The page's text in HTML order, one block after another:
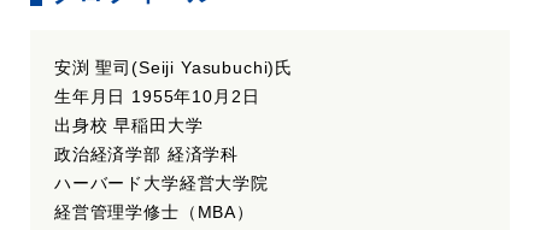
安渕 聖司(Seiji Yasubuchi)氏
生年月日 1955年10月2日
出身校 早稲田大学
政治経済学部 経済学科
ハーバード大学経営大学院
経営管理学修士（MBA）